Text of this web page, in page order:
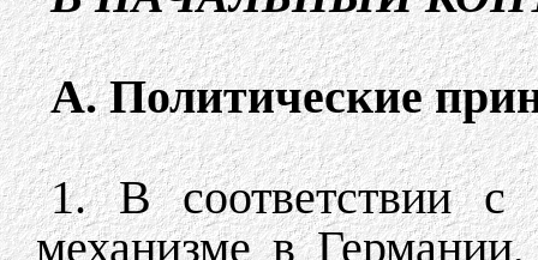
А. Политические
1. В соответствии с
механизме в